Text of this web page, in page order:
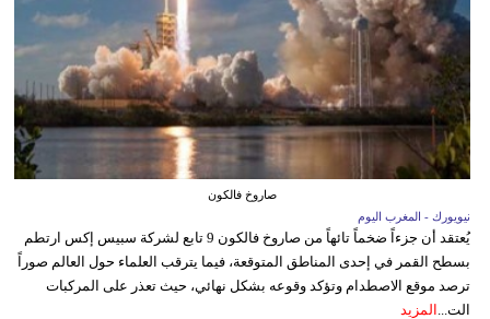
صاروخ فالكون
نيويورك - المغرب اليوم
يُعتقد أن جزءاً ضخماً تائهاً من صاروخ فالكون 9 تابع لشركة سبيس إكس ارتطم
بسطح القمر في إحدى المناطق المتوقعة، فيما يترقب العلماء حول العالم صوراً
ترصد موقع الاصطدام وتؤكد وقوعه بشكل نهائي، حيث تعذر على المركبات
الت...
المزيد